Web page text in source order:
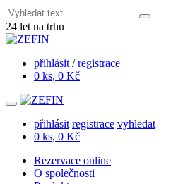
24 let na trhu
přihlásit /registrace
0 ks, 0 Kč
přihlásit registrace vyhledat
0 ks, 0 Kč
Rezervace online
O společnosti